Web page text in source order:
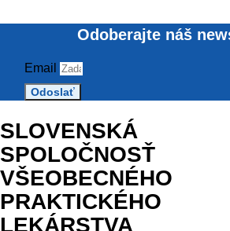
Odoberajte náš
Email
Odoslať
SLOVENSKÁ
SPOLOČNOSŤ
VŠEOBECNÉHO
PRAKTICKÉHO
LEKÁRSTVA